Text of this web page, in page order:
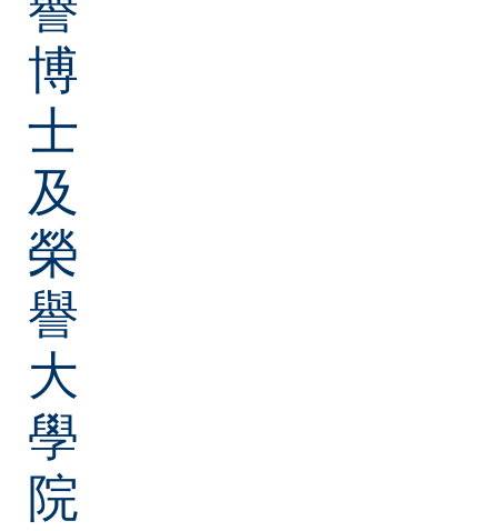
博
士
及
榮
譽
大
學
院